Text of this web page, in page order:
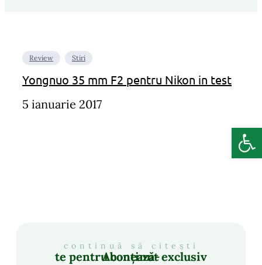
Review Stiri
Yongnuo 35 mm F2 pentru Nikon in test
5 ianuarie 2017
continuă să citești
Abonează-te pentru conținut exclusiv